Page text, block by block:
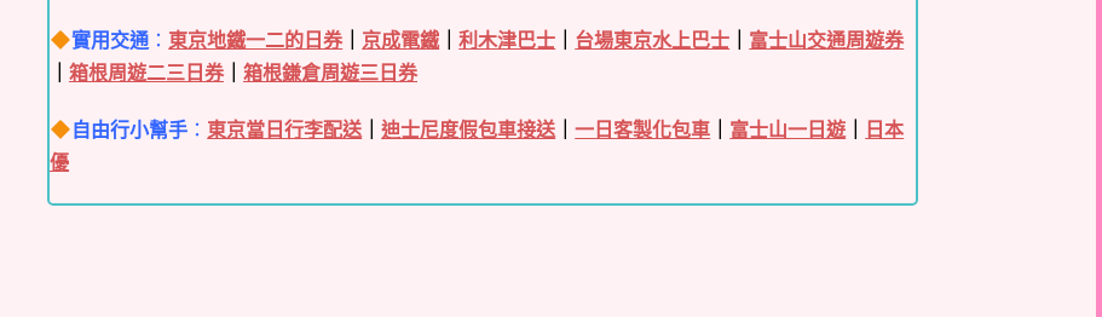
實用交通 ： 東京地鐵一二的日券｜ 京成電鐵 ｜利木津巴士 台場東京水上巴士
富士山交通周遊券
箱根周遊二三日券｜ 箱根鎌倉周遊三日券
自由行小幫手 ： 東京當日行李配送｜迪士尼度假包車接送｜一日客製化包車 富士山一日遊｜
日本
優